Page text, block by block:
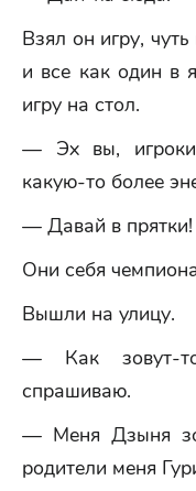
Взял он игру,
и все как один в
игру на стол.
— Эх вы,
какую-то более
— Давай в
Они себя
Вышли на улицу.
— Как зовут-
спрашиваю.
— Меня Дзыня
родители меня